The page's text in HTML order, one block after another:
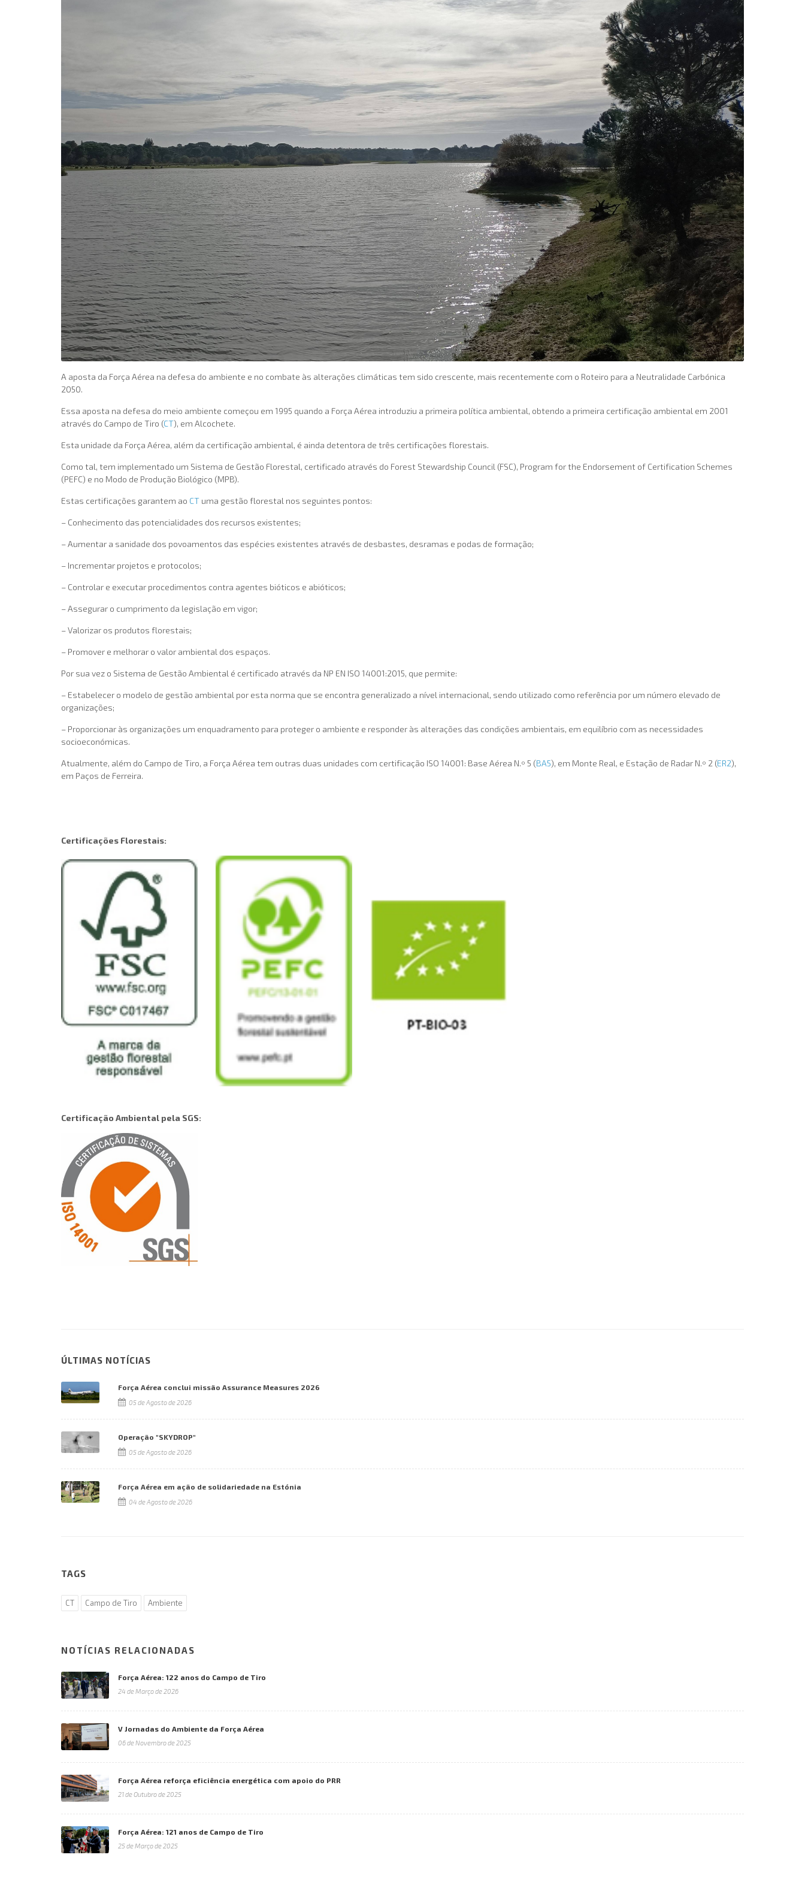
A aposta da Força Aérea na defesa do ambiente e no combate às alterações climáticas tem sido crescente, mais recentemente com o Roteiro para a Neutralidade Carbónica
2050.
Essa aposta na defesa do meio ambiente começou em 1995 quando a Força Aérea introduziu a primeira política ambiental, obtendo a primeira certificação ambiental em 2001
através do Campo de Tiro (CT), em Alcochete.
Esta unidade da Força Aérea, além da certificação ambiental, é ainda detentora de três certificações florestais.
Como tal, tem implementado um Sistema de Gestão Florestal, certificado através do Forest Stewardship Council (FSC), Program for the Endorsement of Certification Schemes
(PEFC) e no Modo de Produção Biológico (MPB).
Estas certificações garantem ao CT uma gestão florestal nos seguintes pontos:
– Conhecimento das potencialidades dos recursos existentes;
– Aumentar a sanidade dos povoamentos das espécies existentes através de desbastes, desramas e podas de formação;
– Incrementar projetos e protocolos;
– Controlar e executar procedimentos contra agentes bióticos e abióticos;
– Assegurar o cumprimento da legislação em vigor;
– Valorizar os produtos florestais;
– Promover e melhorar o valor ambiental dos espaços.
Por sua vez o Sistema de Gestão Ambiental é certificado através da NP EN ISO 14001:2015, que permite:
– Estabelecer o modelo de gestão ambiental por esta norma que se encontra generalizado a nível internacional, sendo utilizado como referência por um número elevado de
organizações;
– Proporcionar às organizações um enquadramento para proteger o ambiente e responder às alterações das condições ambientais, em equilíbrio com as necessidades
socioeconómicas.
Atualmente, além do Campo de Tiro, a Força Aérea tem outras duas unidades com certificação ISO 14001: Base Aérea N.º 5 (BA5), em Monte Real, e Estação de Radar N.º 2 (ER2),
em Paços de Ferreira.
Certificações Florestais:
Certificação Ambiental pela SGS:
ÚLTIMAS NOTÍCIAS
Força Aérea conclui missão Assurance Measures 2026
05 de Agosto de 2026
Operação "SKYDROP"
05 de Agosto de 2026
Força Aérea em ação de solidariedade na Estónia
04 de Agosto de 2026
TAGS
CT Campo de Tiro Ambiente
NOTÍCIAS RELACIONADAS
Força Aérea: 122 anos do Campo de Tiro
24 de Março de 2026
V Jornadas do Ambiente da Força Aérea
06 de Novembro de 2025
Força Aérea reforça eficiência energética com apoio do PRR
21 de Outubro de 2025
Força Aérea: 121 anos de Campo de Tiro
25 de Março de 2025